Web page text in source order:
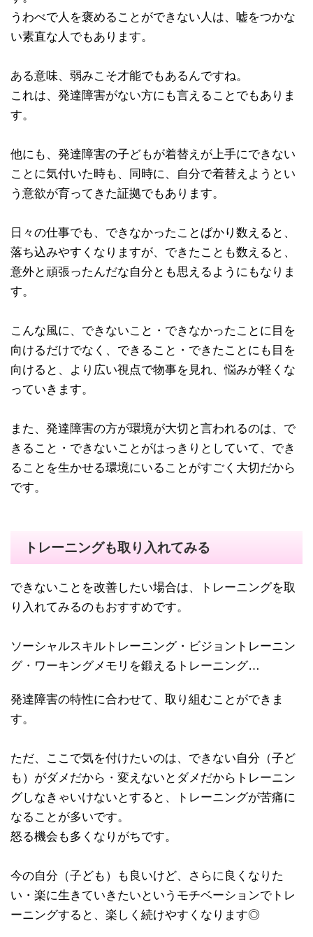
うわべで人を褒めることができない人は、嘘をつかな
い素直な人でもあります。
ある意味、弱みこそ才能でもあるんですね。
これは、発達障害がない方にも言えることでもありま
す。
他にも、発達障害の子どもが着替えが上手にできない
ことに気付いた時も、同時に、自分で着替えようとい
う意欲が育ってきた証拠でもあります。
日々の仕事でも、できなかったことばかり数えると、
落ち込みやすくなりますが、できたことも数えると、
意外と頑張ったんだな自分とも思えるようにもなりま
す。
こんな風に、できないこと・できなかったことに目を
向けるだけでなく、できること・できたことにも目を
向けると、より広い視点で物事を見れ、悩みが軽くな
っていきます。
また、発達障害の方が環境が大切と言われるのは、で
きること・できないことがはっきりとしていて、でき
ることを生かせる環境にいることがすごく大切だから
です。
トレーニングも取り入れてみる
できないことを改善したい場合は、トレーニングを取
り入れてみるのもおすすめです。
ソーシャルスキルトレーニング・ビジョントレーニン
グ・ワーキングメモリを鍛えるトレーニング…
発達障害の特性に合わせて、取り組むことができま
す。
ただ、ここで気を付けたいのは、できない自分（子ど
も）がダメだから・変えないとダメだからトレーニン
グしなきゃいけないとすると、トレーニングが苦痛に
なることが多いです。
怒る機会も多くなりがちです。
今の自分（子ども）も良いけど、さらに良くなりた
い・楽に生きていきたいというモチベーションでトレ
ーニングすると、楽しく続けやすくなります◎